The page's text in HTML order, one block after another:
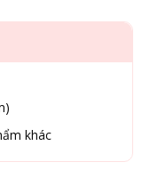
khác